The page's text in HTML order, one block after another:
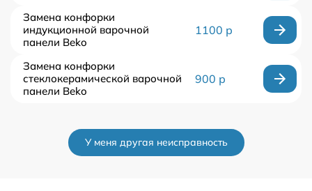
Замена конфорки
индукционной варочной
панели Beko
1100 р
Замена конфорки
стеклокерамической варочной
панели Beko
900 р
У меня другая неисправность